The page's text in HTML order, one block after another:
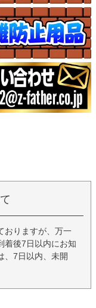
おりますが、万一
着後7日以内にお知
、7日以内、未開